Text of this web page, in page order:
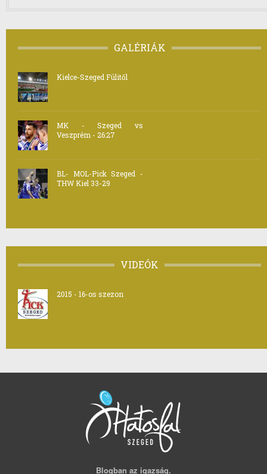
GALÉRIÁK
Kielce-Szeged Fülitől
MK - Szeged vs
Veszprém - 26:27
BL- MOL-Pick Szeged -
THW Kiel 33-29
VIDEÓK
2015 - 16-os szezon
Blogban az igazság.